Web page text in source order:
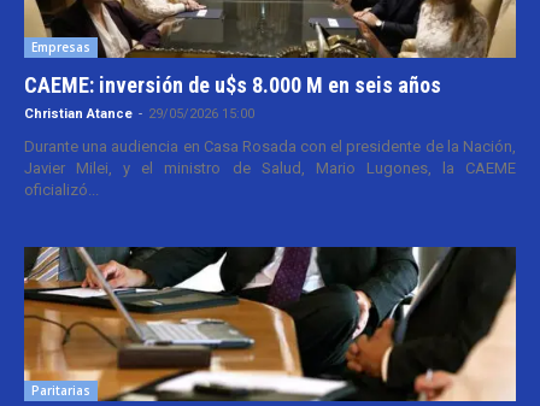
Empresas
CAEME: inversión de u$s 8.000 M en seis años
Christian Atance - 29/05/2026 15:00
Durante una audiencia en Casa Rosada con el presidente de la Nación,
Javier Milei, y el ministro de Salud, Mario Lugones, la CAEME
oficializó...
Paritarias